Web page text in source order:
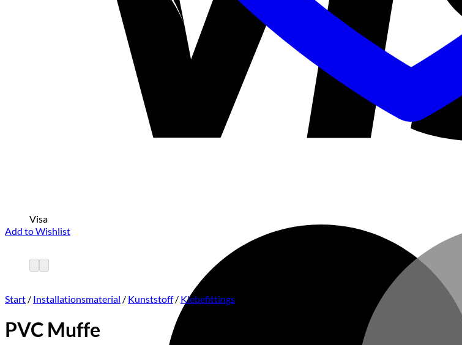
Visa
Add to Wishlist
Start / Installationsmaterial / Kunststoff / Klebefittings
PVC Muffe